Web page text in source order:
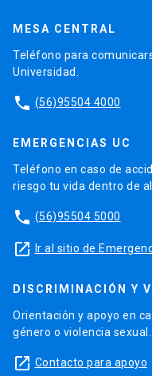
MESA CENTRAL
Teléfono para
Universidad.
phone (56)95504 4000
EMERGENCIAS UC
Teléfono en caso de
riesgo tu vida dentro de
phone (56)95504 5000
launch Ir al sitio de
DISCRIMINACIÓN Y
Orientación y apoyo en
género o violencia sexual.
launch Contacto para apoyo